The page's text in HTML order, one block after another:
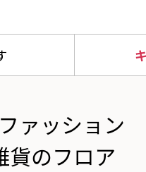
ァッション
貨のフロア